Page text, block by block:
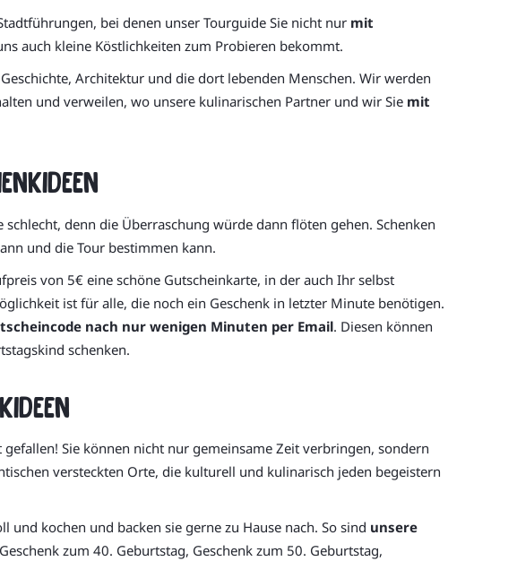
bei denen unser Tourguide Sie nicht nur mit
auch kleine Köstlichkeiten zum Probieren bekommt.
Architektur und die dort lebenden Menschen. Wir werden
und verweilen, wo unsere kulinarischen Partner und wir Sie mit
denn die Überraschung würde dann flöten gehen. Schenken
und die Tour bestimmen kann.
von 5€ eine schöne Gutscheinkarte, in der auch Ihr selbst
ist für alle, die noch ein Geschenk in letzter Minute benötigen.
nach nur wenigen Minuten per Email. Diesen können
schenken.
Sie können nicht nur gemeinsame Zeit verbringen, sondern
versteckten Orte, die kulturell und kulinarisch jeden begeistern
kochen und backen sie gerne zu Hause nach. So sind unsere
zum 40. Geburtstag, Geschenk zum 50. Geburtstag,